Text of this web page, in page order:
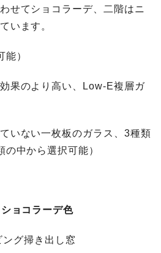
せてショコラーデ、二階はニ
います。
能）
果のより高い、Low-E複層ガ
いない一枚板のガラス、3種類
中から選択可能）
ョコラーデ色
グ掃き出し窓